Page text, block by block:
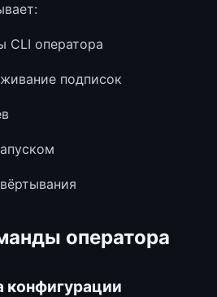
CLI оператора
подписок
оператора
конфигурации